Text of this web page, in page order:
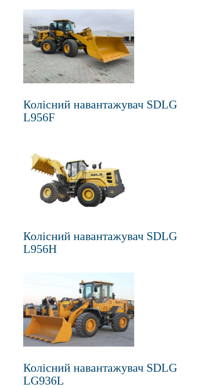
Колісний навантажувач SDLG
L956F
Колісний навантажувач SDLG
L956H
Колісний навантажувач SDLG
LG936L